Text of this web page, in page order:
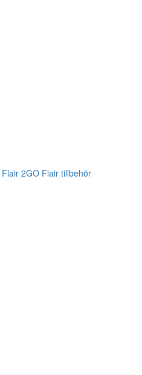
Flair 2GO Flair tillbehör